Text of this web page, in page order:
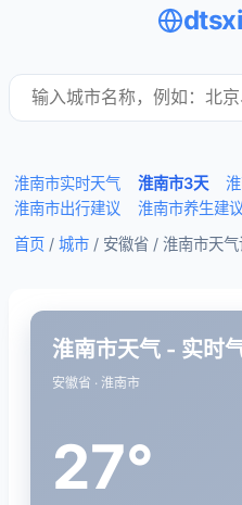
淮南市实时天气 淮南市3天
淮南市出行建议
淮南市养生建议
首页 / 城市 / 安徽省 / 淮南市天
淮南市天气 - 实时
安徽省 · 淮南市
27°